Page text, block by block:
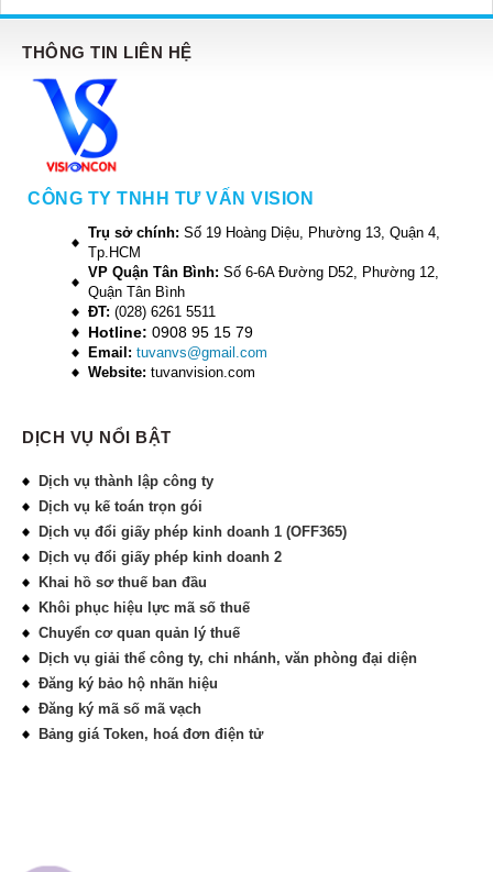
THÔNG TIN LIÊN HỆ
CÔNG TY TNHH TƯ VẤN VISION
Trụ sở chính: Số 19 Hoàng Diệu, Phường 13, Quận 4,
Tp.HCM
VP Quận Tân Bình: Số 6-6A Đường D52, Phường 12,
Quận Tân Bình
ĐT: (028) 6261 5511
Hotline: 0908 95 15 79
Email: tuvanvs@gmail.com
Website: tuvanvision.com
DỊCH VỤ NỔI BẬT
Dịch vụ thành lập công ty
Dịch vụ kế toán trọn gói
Dịch vụ đổi giấy phép kinh doanh 1 (OFF365)
Dịch vụ đổi giấy phép kinh doanh 2
Khai hồ sơ thuế ban đầu
Khôi phục hiệu lực mã số thuế
Chuyển cơ quan quản lý thuế
Dịch vụ giải thể công ty, chi nhánh, văn phòng đại diện
Đăng ký bảo hộ nhãn hiệu
Đăng ký mã số mã vạch
Bảng giá Token, hoá đơn điện tử